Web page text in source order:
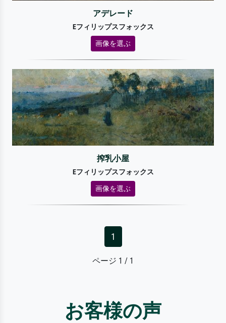
アデレード
Eフィリップスフォックス
画像を選ぶ
搾乳小屋
Eフィリップスフォックス
画像を選ぶ
1
ページ 1 / 1
お客様の声